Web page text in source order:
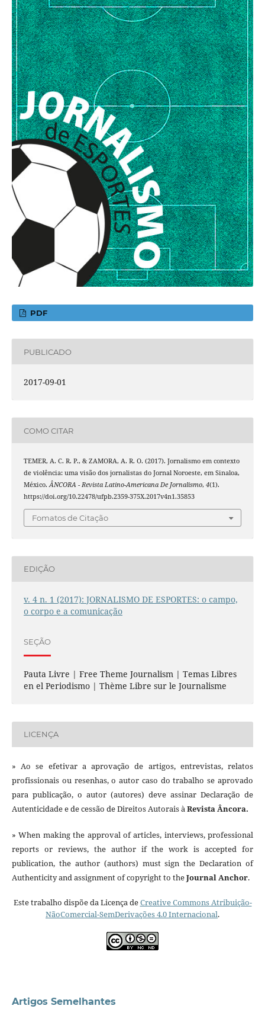
PDF
PUBLICADO
2017-09-01
COMO CITAR
TEMER, A. C. R. P., & ZAMORA, A. R. O. (2017). Jornalismo em contexto
de violência: uma visão dos jornalistas do Jornal Noroeste, em Sinaloa,
México.ÂNCORA - Revista Latino-Americana De Jornalismo, 4(1).
https://doi.org/10.22478/ufpb.2359-375X.2017v4n1.35853
Fomatos de Citação
EDIÇÃO
v. 4 n. 1 (2017): JORNALISMO DE ESPORTES: o campo,
o corpo e a comunicação
SEÇÃO
Pauta Livre | Free Theme Journalism | Temas Libres
en el Periodismo | Thème Libre sur le Journalisme
LICENÇA
» Ao se efetivar a aprovação de artigos, entrevistas, relatos
profissionais ou resenhas, o autor caso do trabalho se aprovado
para publicação, o autor (autores) deve assinar Declaração de
Autenticidade e de cessão de Direitos Autorais àRevista Âncora.
» When making the approval of articles, interviews, professional
reports or reviews, the author if the work is accepted for
publication, the author (authors) must sign the Declaration of
Authenticity and assignment of copyright to theJournal Anchor.
Este trabalho dispõe da Licença deCreative Commons Atribuição-
NãoComercial-SemDerivações 4.0 Internacional.
Artigos Semelhantes